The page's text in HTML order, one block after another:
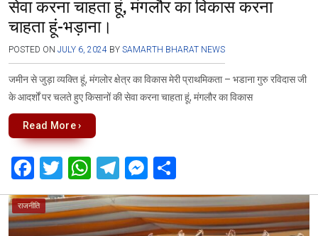
चाहता हूं-भड़ाना।
POSTED ON JULY 6, 2024 BY SAMARTH BHARAT NEWS
जमीन से जुड़ा व्यक्ति हूं, मंगलोर क्षेत्र का विकास मेरी प्राथमिकता – भडाना गुरु रविदास जी
के आदर्शों पर चलते हुए किसानों की सेवा करना चाहता हूं, मंगलौर का विकास
Read More ›
F
a
ce
T
wi
tt
W
h
at
T
el
e
M
es
se
h
ar
राजनीति